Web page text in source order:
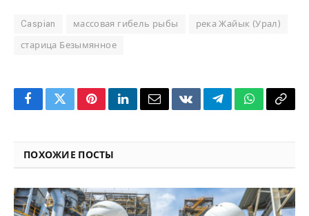
Caspian массовая гибель рыбы река Жайык (Урал)
старица Безымянное
FacebookTwitterPinterestLinkedInEmailVKontakteTelegramWhatsApp
Copy
ПОХОЖИЕ ПОСТЫ